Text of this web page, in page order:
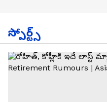
స్పోర్ట్స్